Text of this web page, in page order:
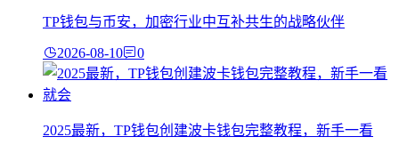
TP钱包与币安，加密行业中互补共生的战略伙伴
2026-08-10 0
2025最新，TP钱包创建波卡钱包完整教程，新手一看